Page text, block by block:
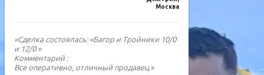
Москва
«Сделка состоялась: «Багор и Тройники 10/0
и 12/0 »
Комментарий :
Все оперативно, отличный продавец.»